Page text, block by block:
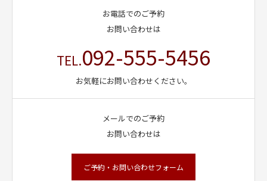
お電話でのご予約
お問い合わせは
TEL.092-555-5456
お気軽にお問い合わせください。
メールでのご予約
お問い合わせは
ご予約・お問い合わせフォーム